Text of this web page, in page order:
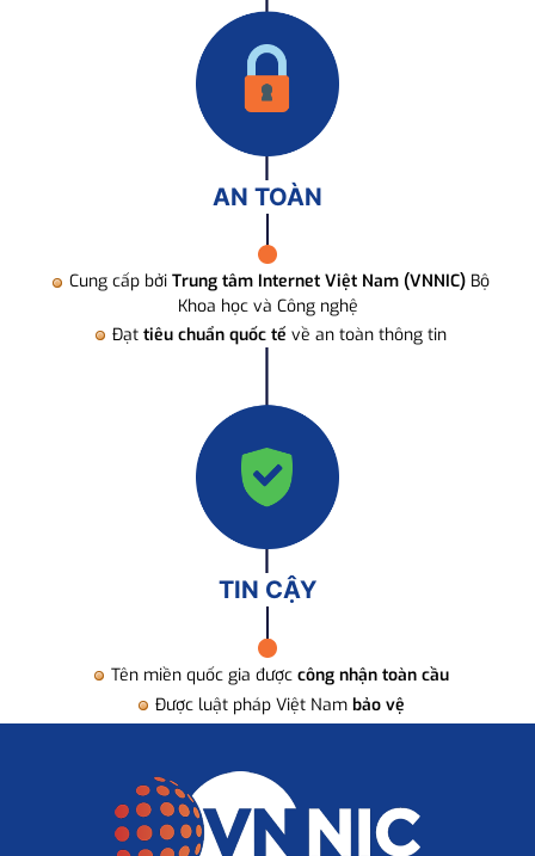
AN TOÀN
Cung cấp bởi Trung tâm Internet Việt Nam (VNNIC) Bộ
Khoa học và Công nghệ
Đạt tiêu chuẩn quốc tế về an toàn thông tin
TIN CẬY
Tên miền quốc gia được công nhận toàn cầu
Được luật pháp Việt Nam bảo vệ